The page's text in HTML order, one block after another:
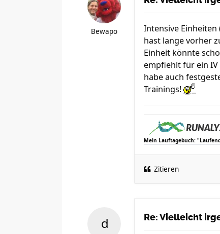
Bewapo
Intensive Einheiten
hast lange vorher
Einheit könnte
empfiehlt für ein IV
habe auch
Trainings!
Mein Lauftagebuch:
Zitieren
Re: Vielleicht